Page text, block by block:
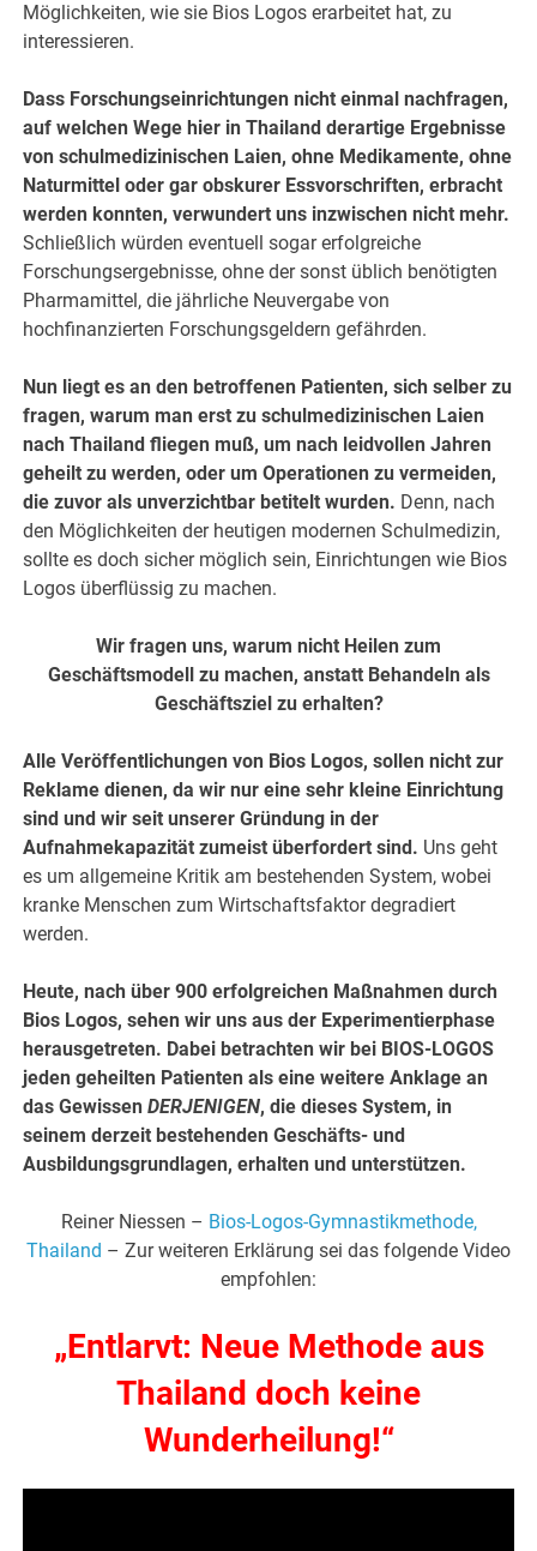
Möglichkeiten, wie sie Bios Logos erarbeitet hat, zu
interessieren.
Dass Forschungseinrichtungen nicht einmal nachfragen,
auf welchen Wege hier in Thailand derartige Ergebnisse
von schulmedizinischen Laien, ohne Medikamente, ohne
Naturmittel oder gar obskurer Essvorschriften, erbracht
werden konnten, verwundert uns inzwischen nicht mehr.
Schließlich würden eventuell sogar erfolgreiche
Forschungsergebnisse, ohne der sonst üblich benötigten
Pharmamittel, die jährliche Neuvergabe von
hochfinanzierten Forschungsgeldern gefährden.
Nun liegt es an den betroffenen Patienten, sich selber zu
fragen, warum man erst zu schulmedizinischen Laien
nach Thailand fliegen muß, um nach leidvollen Jahren
geheilt zu werden, oder um Operationen zu vermeiden,
die zuvor als unverzichtbar betitelt wurden. Denn, nach
den Möglichkeiten der heutigen modernen Schulmedizin,
sollte es doch sicher möglich sein, Einrichtungen wie Bios
Logos überflüssig zu machen.
Wir fragen uns, warum nicht Heilen zum
Geschäftsmodell zu machen, anstatt Behandeln als
Geschäftsziel zu erhalten?
Alle Veröffentlichungen von Bios Logos, sollen nicht zur
Reklame dienen, da wir nur eine sehr kleine Einrichtung
sind und wir seit unserer Gründung in der
Aufnahmekapazität zumeist überfordert sind. Uns geht
es um allgemeine Kritik am bestehenden System, wobei
kranke Menschen zum Wirtschaftsfaktor degradiert
werden.
Heute, nach über 900 erfolgreichen Maßnahmen durch
Bios Logos, sehen wir uns aus der Experimentierphase
herausgetreten. Dabei betrachten wir bei BIOS-LOGOS
jeden geheilten Patienten als eine weitere Anklage an
das GewissenDERJENIGEN, die dieses System, in
seinem derzeit bestehenden Geschäfts- und
Ausbildungsgrundlagen, erhalten und unterstützen.
Reiner Niessen – Bios-Logos-Gymnastikmethode,
Thailand – Zur weiteren Erklärung sei das folgende Video
empfohlen:
„Entlarvt: Neue Methode aus
Thailand doch keine
Wunderheilung!“